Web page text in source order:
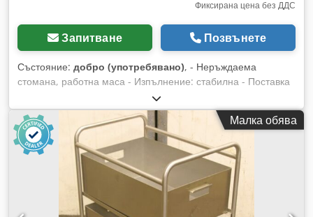
Фиксирана цена без ДДС
Запитване Позвънете
Състояние: добро (употребявано), - Неръждаема
стомана, работна маса - Изпълнение: стабилна - Поставка
Dcodeb A I Ncepfx Ac Ajk - Двустранна маса - Размери:
2000/1800/В800 мм - Тегло: 100 кг
Малка обява